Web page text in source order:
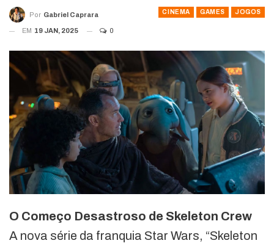
CINEMA GAMES JOGOS
Por Gabriel Caprara
EM 19 JAN, 2025 0
O Começo Desastroso de Skeleton Crew
A nova série da franquia Star Wars, “Skeleton